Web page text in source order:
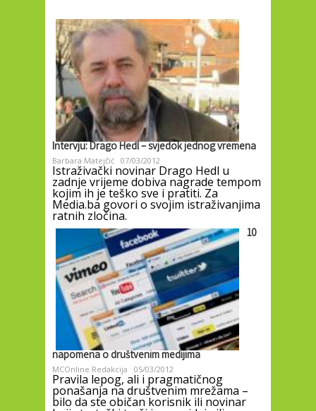
Intervju: Drago Hedl – svjedok jednog vremena
Barbara Matejčić 07/03/2012
Istraživački novinar Drago Hedl u
zadnje vrijeme dobiva nagrade tempom
kojim ih je teško sve i pratiti. Za
Media.ba govori o svojim istraživanjima
ratnih zločina.
10
napomena o društvenim medijima
MCOnline Redakcija 05/03/2012
Pravila lepog, ali i pragmatičnog
ponašanja na društvenim mrežama –
bilo da ste običan korisnik ili novinar